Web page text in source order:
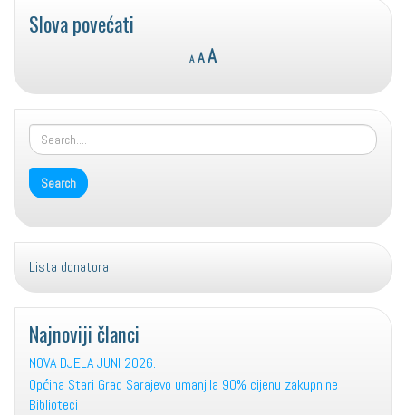
Slova povećati
A
Decrease
font
A Reset
size.
AIncrease
size.
Lista donatora
Najnoviji članci
NOVA DJELA JUNI 2026.
Općina Stari Grad Sarajevo umanjila 90% cijenu zakupnine
Biblioteci